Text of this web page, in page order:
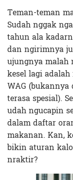
Teman-teman
Sudah nggak
tahun ala
dan ngirimnya
ujungnya
kesel lagi
WAG
terasa spesial).
udah ngucapin
dalam daftar
makanan. Kan,
bikin aturan
nraktir?